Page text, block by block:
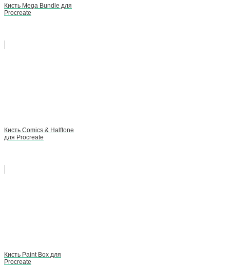
Кисть Mega Bundle для
Procreate
Кисть Comics & Halftone
для Procreate
Кисть Paint Box для
Procreate